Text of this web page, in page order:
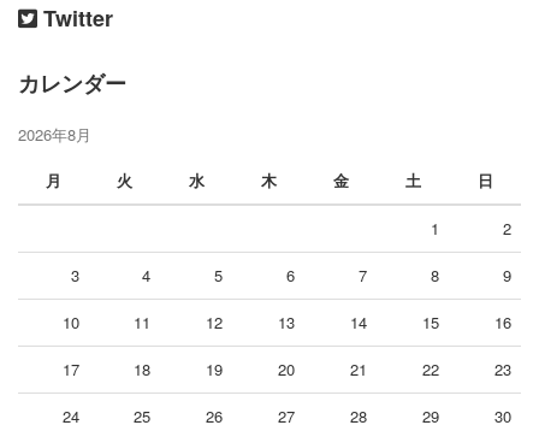
Twitter
カレンダー
2026年8月
月
火 水 木 金 土 日
1 2
3 4 5 6 7 8 9
10 11 12 13 14 15 16
17 18 19 20 21 22 23
24 25 26 27 28 29 30